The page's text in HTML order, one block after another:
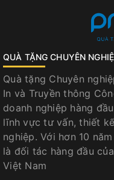
QUÀ TẶNG CHUYÊN
Quà tặng Chuyên
In và Truyền thông
doanh nghiệp hàng
lĩnh vực tư vấn, thiết
nghiệp. Với hơn 10
là đối tác hàng đầu
Việt Nam